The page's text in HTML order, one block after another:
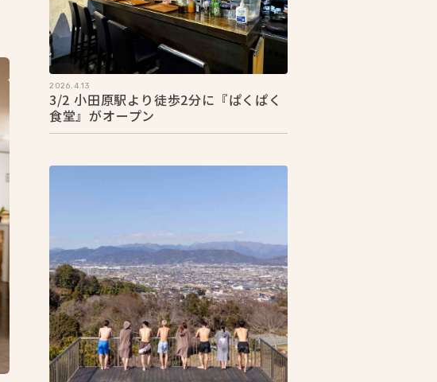
2026.4.13
3/2 小田原駅より徒歩2分に『ぱくぱく
食堂』がオープン